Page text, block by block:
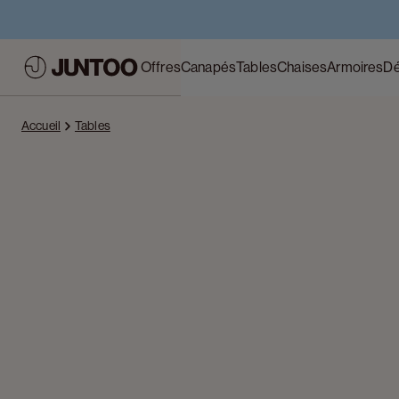
OffresCanapésTablesChaisesArmoires
Accueil Tables